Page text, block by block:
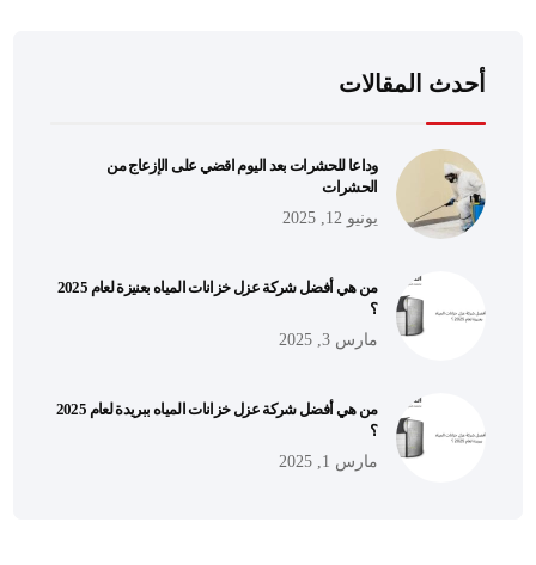
أحدث المقالات
وداعا للحشرات بعد اليوم اقضي على الإزعاج من
الحشرات
يونيو 12, 2025
من هي أفضل شركة عزل خزانات المياه بعنيزة لعام 2025
؟
مارس 3, 2025
من هي أفضل شركة عزل خزانات المياه ببريدة لعام 2025
؟
مارس 1, 2025